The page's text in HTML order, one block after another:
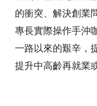
的衝突、解決創業
專長實際操作手沖
一路以來的艱辛，
提升中高齡再就業